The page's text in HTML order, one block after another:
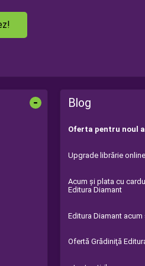
- Blog
Oferta pentru noul
Upgrade librărie online
Acum şi plata cu
Editura Diamant
Editura Diamant
Ofertă Grădiniţă